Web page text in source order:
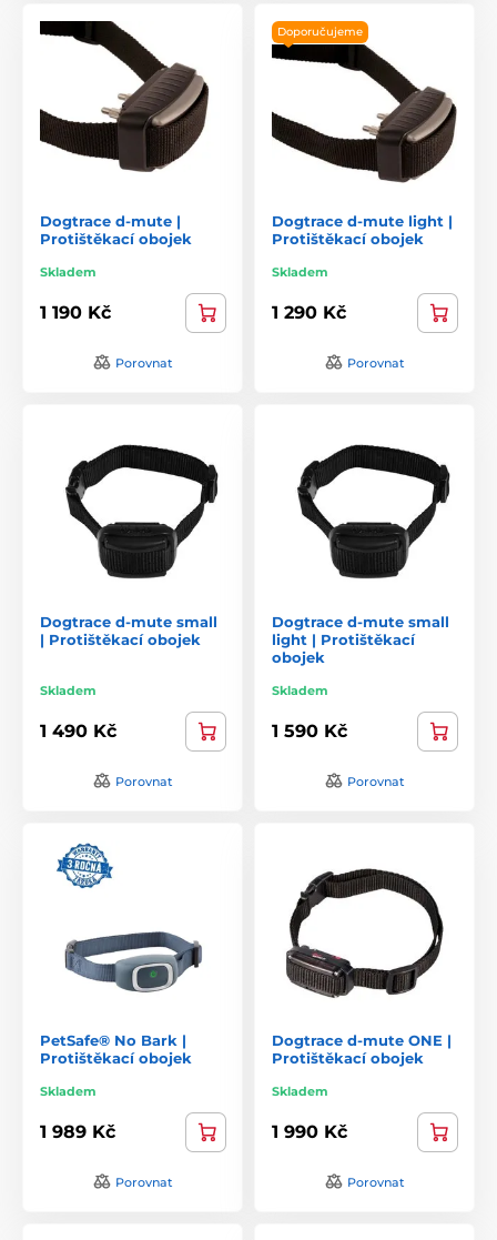
Dogtrace d-mute |
Protištěkací obojek
Skladem
1 190 Kč
Porovnat
Doporučujeme
Dogtrace d-mute light |
Protištěkací obojek
Skladem
1 290 Kč
Porovnat
Dogtrace d-mute small
| Protištěkací obojek
Skladem
1 490 Kč
Porovnat
Dogtrace d-mute small
light | Protištěkací
obojek
Skladem
1 590 Kč
Porovnat
PetSafe® No Bark |
Protištěkací obojek
Skladem
1 989 Kč
Porovnat
Dogtrace d-mute ONE |
Protištěkací obojek
Skladem
1 990 Kč
Porovnat